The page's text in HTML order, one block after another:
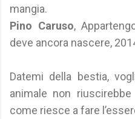
mangia.
Pino Caruso,
deve ancora nascere,
Datemi della bestia,
animale non
come riesce a fare